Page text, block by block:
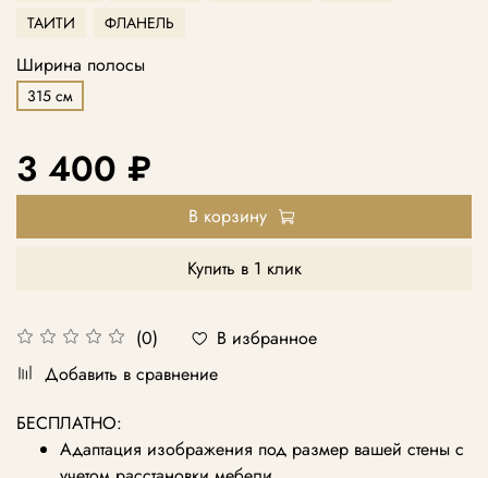
(0)
В избранное
Добавить в сравнение
ТАИТИ
ФЛАНЕЛЬ
Ширина полосы
315 см
3 400 ₽
В корзину
Купить в 1 клик
БЕСПЛАТНО:
Адаптация изображения под размер вашей стены с